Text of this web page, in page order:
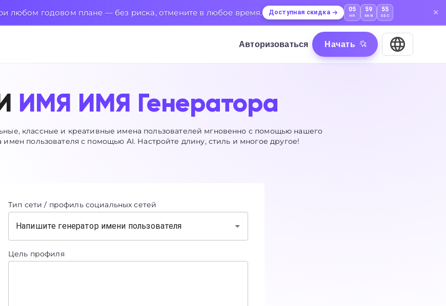
любом годовом плане — без риска, отмените в любое время. Доступная скидка 05
HR
59
MIN
54
SEC
Авторизоваться Начать
ИМЯ ИМЯ Генератора
классные и креативные имена пользователей мгновенно с помощью нашего
имен пользователя с помощью AI. Настройте длину, стиль и многое другое!
Тип сети / профиль социальных сетей
Цель профиля